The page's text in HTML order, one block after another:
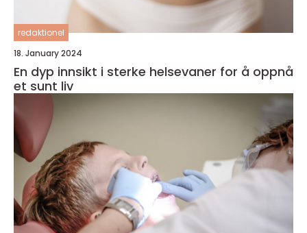
redaktionel
18. January 2024
En dyp innsikt i sterke helsevaner for å oppnå
et sunt liv